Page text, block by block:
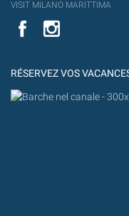
YouT
VISIT MILANO MARITTIMA
Flick
VISIT
MILANO
YouTube
RÉSERVEZ VOS